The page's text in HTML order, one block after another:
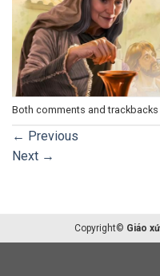
Both comments and
← Previous
Next →
Copyright© Giáo